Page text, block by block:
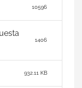
10596
1406
932.11 KB